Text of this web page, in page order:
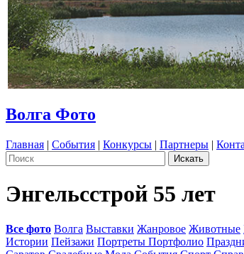
Волга Фото
Главная | События | Конкурсы | Партнеры |
Энгельсстрой 55 лет
Все фото Волга Выставки Жанровое Животные
Истории Пейзажи Портреты Портфолио